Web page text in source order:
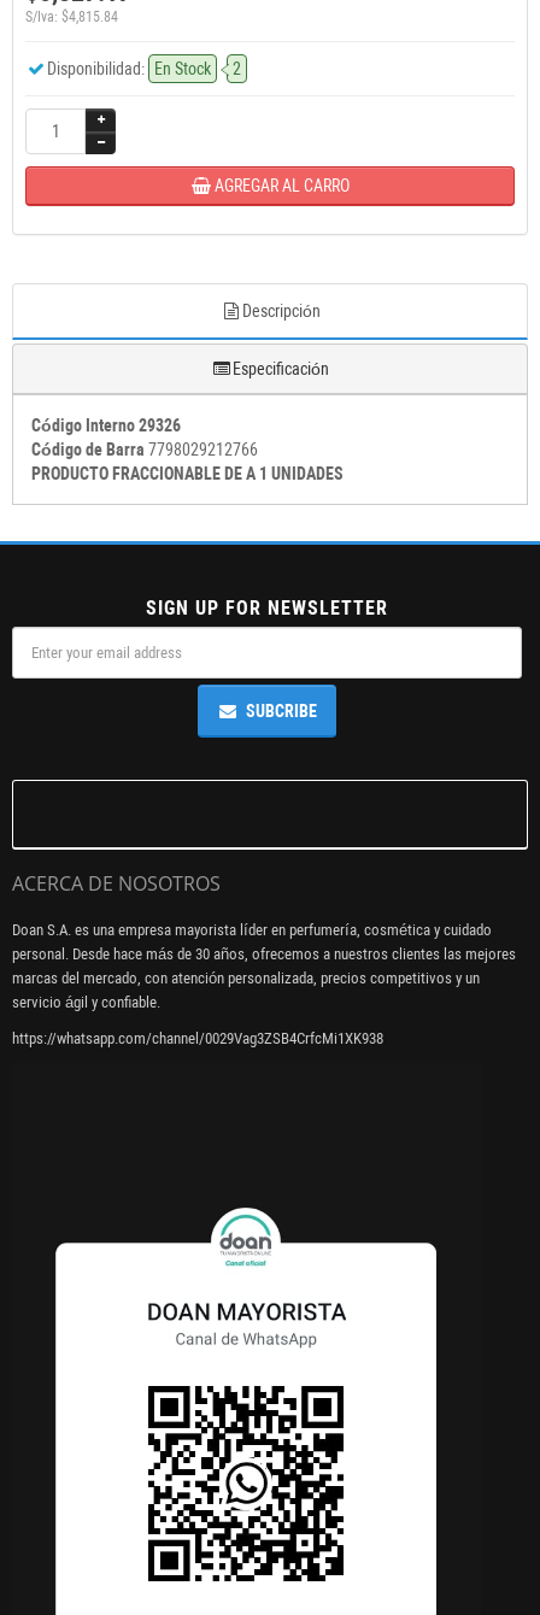
S/Iva: $4,815.84
Disponibilidad: En Stock 2
AGREGAR AL CARRO
Descripción
Especificación
Código Interno 29326
Código de Barra 7798029212766
PRODUCTO FRACCIONABLE DE A 1 UNIDADES
SIGN UP FOR NEWSLETTER
SUBCRIBE
ACERCA DE NOSOTROS
Doan S.A. es una empresa mayorista líder en perfumería, cosmética y cuidado
personal. Desde hace más de 30 años, ofrecemos a nuestros clientes las mejores
marcas del mercado, con atención personalizada, precios competitivos y un
servicio ágil y confiable.
https://whatsapp.com/channel/0029Vag3ZSB4CrfcMi1XK938